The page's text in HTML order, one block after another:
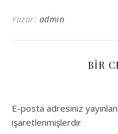
Yazar: admin
BIR
E-posta adresiniz
işaretlenmişlerdir